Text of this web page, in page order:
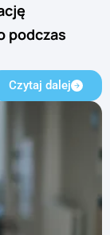
podczas
Czytaj dalej